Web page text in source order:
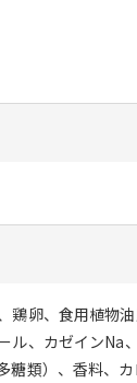
鶏卵、食用植物
ル、カゼインNa
糖類）、香料、